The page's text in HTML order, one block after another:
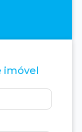
imóvel